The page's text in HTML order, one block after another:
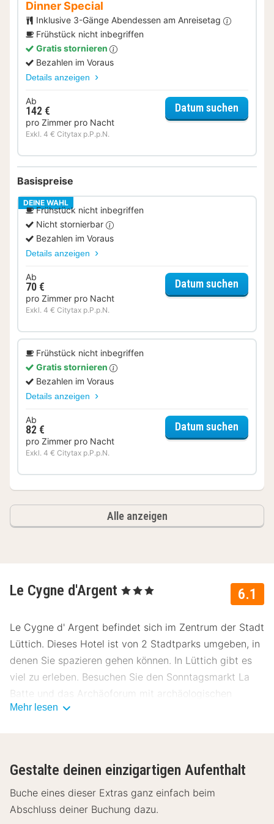
Dinner Special
Inklusive 3-Gänge Abendessen am Anreisetag
Frühstück nicht inbegriffen
Gratis stornieren
Bezahlen im Voraus
Details anzeigen
Ab
142 €
pro Zimmer pro Nacht
Exkl. 4 € Citytax p.P.p.N.
Datum suchen
Basispreise
DEINE WAHL
Frühstück nicht inbegriffen
Nicht stornierbar
Bezahlen im Voraus
Details anzeigen
Ab
70 €
pro Zimmer pro Nacht
Exkl. 4 € Citytax p.P.p.N.
Datum suchen
Frühstück nicht inbegriffen
Gratis stornieren
Bezahlen im Voraus
Details anzeigen
Ab
82 €
pro Zimmer pro Nacht
Exkl. 4 € Citytax p.P.p.N.
Datum suchen
Alle anzeigen
6.1
Le Cygne d'Argent , 3 Sterne
Le Cygne d' Argent befindet sich im Zentrum der Stadt
Lüttich. Dieses Hotel ist von 2 Stadtparks umgeben, in
denen Sie spazieren gehen können. In Lüttich gibt es
viel zu erleben. Besuchen Sie den Sonntagsmarkt La
Batte und das Archäoforum mit archäologischen
Funden. In der Stadt können Sie das burgundische
einem privaten Badezimmer mit Föhn, eigener Dusche
Aufgrund der günstigen Lage gibt es in unmittelbarer
Mehr lesen
Gestalte deinen einzigartigen Aufenthalt
Buche eines dieser Extras ganz einfach beim
Abschluss deiner Buchung dazu.